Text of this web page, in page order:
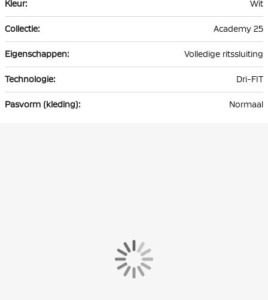
Wit
Academy 25
Volledige ritssluiting
Dri-FIT
Normaal